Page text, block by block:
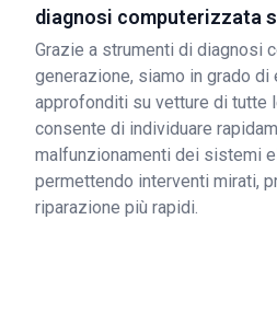
diagnosi computerizzata
Grazie a strumenti di diagnosi
generazione, siamo in grado
approfonditi su vetture di tutte
consente di individuare
malfunzionamenti dei sistemi
permettendo interventi mirati,
riparazione più rapidi.